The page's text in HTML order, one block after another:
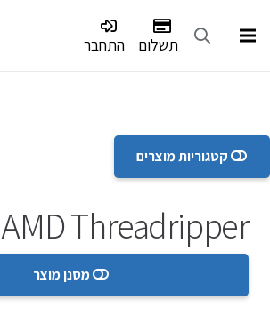
תשלום התחבר
קטגוריות מוצרים
AMD Threadripper
מסנן מוצר